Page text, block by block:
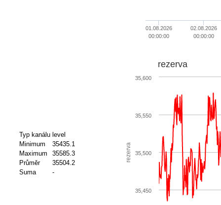
01.08.2026
00:00:00
02.08.2026
00:00:00
Typ kanálu level
Minimum
35435.1
Maximum
35585.3
Průměr
35504.2
Suma
-
rezerva
rezerva
35,450
35,500
35,550
35,600